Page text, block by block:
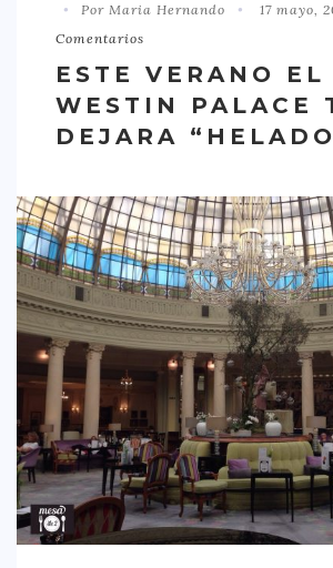
DISTRITO RETIRO
OTROS
AMERICANA
ASIÁTICA
CARNES
CREATIVA
DULCE
FUSIÓN
INDIA
ITALIANA
LATINA
Por Maria Hernando 17 mayo,
Comentarios
ESTE VERANO EL
WESTIN PALACE
DEJARA